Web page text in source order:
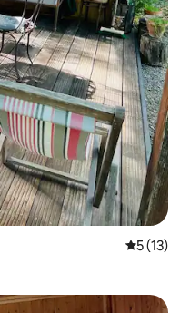
5 de uma
5 (13)